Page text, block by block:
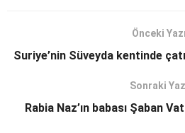
Önceki Yazı
Suriye’nin Süveyda kentinde
Sonraki
Rabia Naz’ın babası Şaban